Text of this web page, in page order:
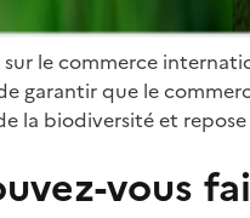
le commerce
garantir que le
la biodiversité et
vous